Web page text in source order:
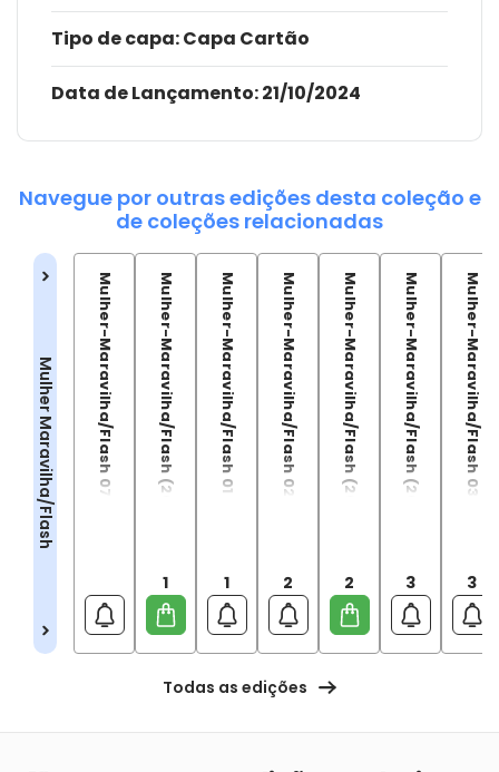
Tipo de capa:Capa Cartão
Data de Lançamento:21/10/2024
Navegue por outras edições desta coleção e
de coleções relacionadas
Mulher Maravilha/Flash Mulher-Maravilha/Flash 07Mulher-Maravilha/Flash (2025) 01
1
Mulher-Maravilha/Flash 01
1
Mulher-Maravilha/Flash 02
2
Mulher-Maravilha/Flash (2025) 02
2
Mulher-Maravilha/Flash (2025) 03
3
Mulher-Maravilha/Flash 03
3
Todas as edições